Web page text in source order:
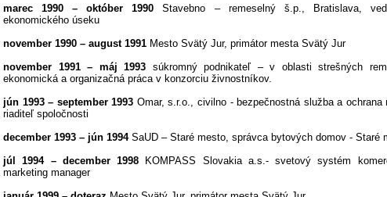
marec 1990 – október 1990 Stavebno – remeselný š.p., Bratislava,
ekonomického úseku
november 1990 – august 1991 Mesto Svätý Jur, primátor mesta Svätý Jur
november 1991 – máj 1993 súkromný podnikateľ – v oblasti strešných
ekonomická a organizačná práca v konzorciu živnostníkov.
jún 1993 – september 1993 Omar, s.r.o., civilno - bezpečnostná služba a
riaditeľ spoločnosti
december 1993 – jún 1994SaUD – Staré mesto, správca bytových domov - Staré
júl 1994 – december 1998 KOMPASS Slovakia a.s.- svetový systém
marketing manager